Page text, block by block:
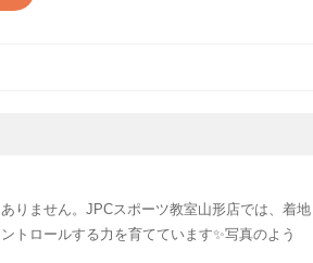
りません。JPCスポーツ教室山形店では、着地
トロールする力を育てています✨写真のよう